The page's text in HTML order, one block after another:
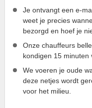
Je ontvangt een e-
weet je precies
bezorgd en hoef je
Onze chauffeurs
kondigen 15 minuten
We voeren je oude
deze netjes wordt
voor het milieu.